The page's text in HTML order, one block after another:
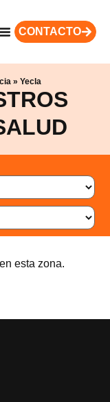
CONTACTO
» Yecla
esta zona.